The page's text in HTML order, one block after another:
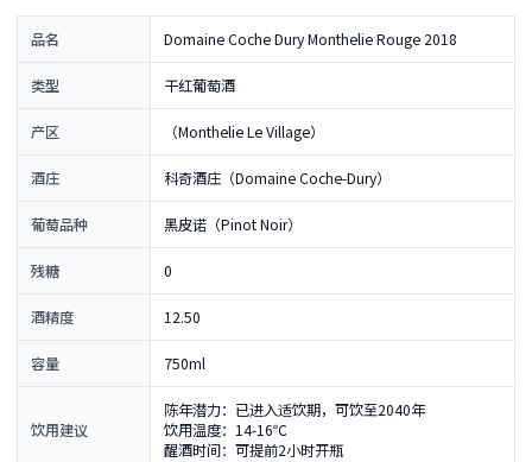
品名 Domaine Coche Dury Monthelie Rouge 2018
类型 干红葡萄酒
产区 （Monthelie Le Village）
酒庄 科奇酒庄（Domaine Coche-Dury）
葡萄品种 黑皮诺（Pinot Noir）
残糖 0
酒精度 12.50
容量 750ml
饮用建议
陈年潜力：已进入适饮期，可饮至2040年
饮用温度：14-16℃
醒酒时间：可提前2小时开瓶